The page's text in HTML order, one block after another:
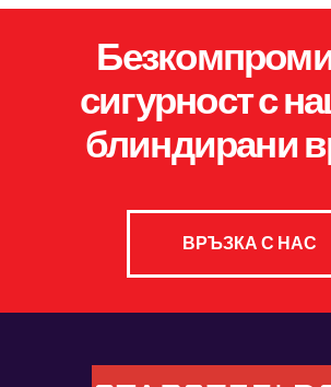
сигурност с
блиндирани
ВРЪЗКА С НАС